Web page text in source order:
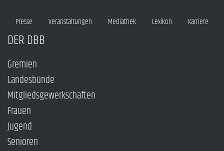
Presse Veranstaltungen Mediathek Lexikon Karriere
DER DBB
Gremien
Landesbünde
Mitgliedsgewerkschaften
Frauen
Jugend
Senioren